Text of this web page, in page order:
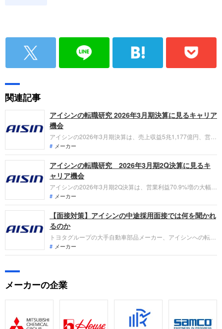
関連記事
アイシンの転職研究 2026年3月期決算に見るキャリア
機会
アイシンの2026年3月期決算は、売上収益5兆1,177億円、営業
利益2,287億円と増収増益を達成しました。アイシン化工との
経営統合や1,000億円規模の自己株式取得など、大胆な構造改
革と資本効率向上をSPEED＆AGILE（迅速かつ機敏）に推進
する同社でのキャリア機会を整理します。
メーカー
アイシンの転職研究 2026年3月期2Q決算に見るキ
ャリア機会
アイシンの2026年3月期2Q決算は、営業利益70.9%増の大幅増
益を達成。eAxle第2世代の新型車採用や子会社合併によるグル
ープ経営強化、1,000億円規模の資産売却など、電動化への
「フルモデルチェンジ」を鮮明にしています。「なぜ今アイシ
ンなのか？」、転職者が担える役割を整理します。
メーカー
【面接対策】アイシンの中途採用面接では何を聞かれ
るのか
トヨタグループの大手自動車部品メーカー、アイシンへの転
職。中途採用面接は新卒の場合と違い、これまでの仕事への取
り組み方や成果などを具体的に問われるほか、キャリアシート
事前にしっかり対策しておきましょう。
メーカー
メーカーの企業